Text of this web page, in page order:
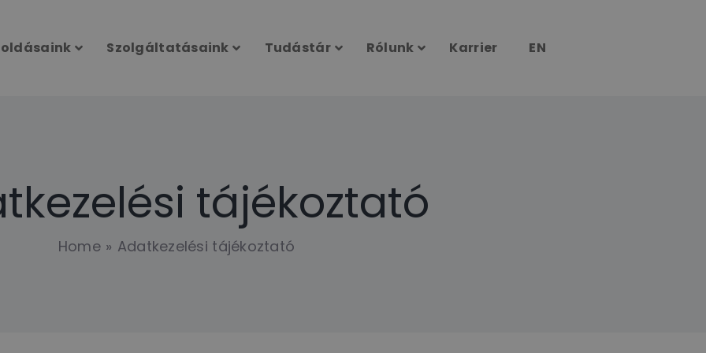
Szolgáltatásaink Tudástár Rólunk Karrier EN
tájékoztató
Home Adatkezelési tájékoztató